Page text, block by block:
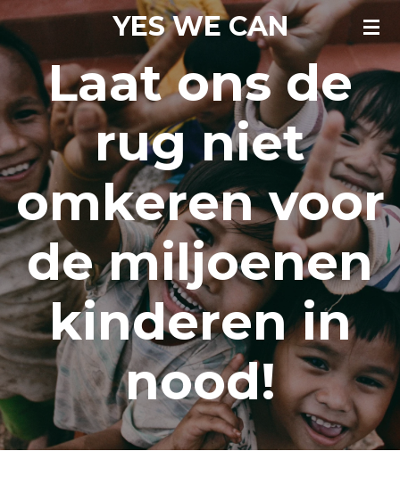
Ga
direct
naar
de
hoofdinhoud
YES WE CAN
Laat ons de
rug niet
omkeren voor
de miljoenen
kinderen in
nood!